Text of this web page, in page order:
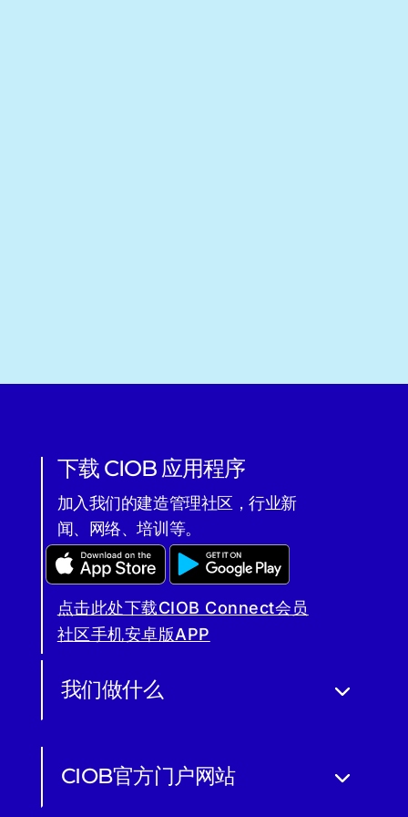
下载 CIOB 应用程序
加入我们的建造管理社区，行业新
闻、网络、培训等。
点击此处下载CIOB Connect会员
社区手机安卓版APP
我们做什么
CIOB官方门户网站